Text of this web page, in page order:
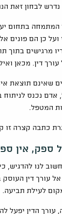
לבחון זאת
המתמחה בתחום
ועל כן הם פונים
מרגישים
דין. מכאן
שאינם תוצאת
אדם נכנס
המטפל.
כתבה קצרה זו
אין
לנו להדגיש,
עורך דין
לעילת תביעה.
עורך הדין יפעל